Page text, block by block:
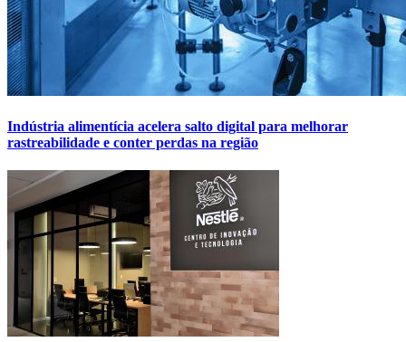
Indústria alimentícia acelera salto digital para melhorar
rastreabilidade e conter perdas na região